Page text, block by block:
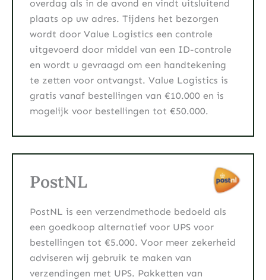
overdag als in de avond en vindt uitsluitend
plaats op uw adres. Tijdens het bezorgen
wordt door Value Logistics een controle
uitgevoerd door middel van een ID-controle
en wordt u gevraagd om een handtekening
te zetten voor ontvangst. Value Logistics is
gratis vanaf bestellingen van €10.000 en is
mogelijk voor bestellingen tot €50.000.
PostNL
PostNL is een verzendmethode bedoeld als
een goedkoop alternatief voor UPS voor
bestellingen tot €5.000. Voor meer zekerheid
adviseren wij gebruik te maken van
verzendingen met UPS. Pakketten van